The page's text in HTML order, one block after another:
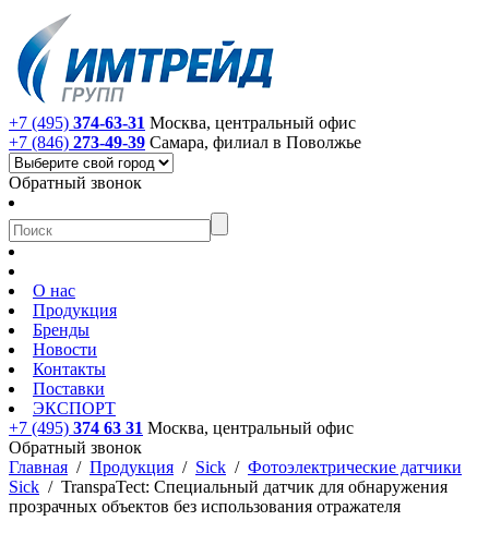
+7 (495) 374-63-31 Москва, центральный офис
+7 (846) 273-49-39 Самара, филиал в Поволжье
Обратный звонок
О нас
Продукция
Бренды
Новости
Контакты
Поставки
ЭКСПОРТ
+7 (495) 374 63 31 Москва, центральный офис
Обратный звонок
Главная / Продукция / Sick / Фотоэлектрические датчики
Sick / TranspaTect: Специальный датчик для обнаружения
прозрачных объектов без использования отражателя